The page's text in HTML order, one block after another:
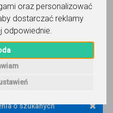
oraz personalizować
dostarczać reklamy
odpowiednie.
Wyczyść wszystko
×
o szukanych